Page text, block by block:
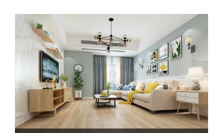
כמו כל סדרת המוצרים שלנו גם הדק הסינטטי, חיפויי הקיר,
הספסלים והגדרות עשויים כולם מאותו חומר WPC איכותי
ואקולוגי בעל עמידות גבוהה לקרינה ולאש ומחזיק שנים
ארוכות ללא צורך בתחזוקה.
התקנת הדקים הסינטטיים נעשית בשיטה נסתרת ללא
ברגים וללא קידוחים מה שמשאיר את הדק שלכם שלם ויפה
וכמשטח אחיד ללא חורים וברגים נראים לעין.